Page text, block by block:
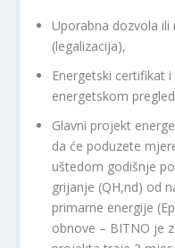
Uporabna dozvola
(legalizacija),
Energetski certifikat
energetskom
Glavni projekt
da će poduzete
uštedom godišnje
grijanje (QH,nd) od
primarne energije
obnove – BITNO je